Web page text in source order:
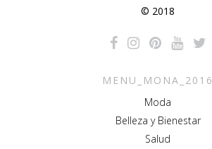
© 2018
MENU_MONA_2016
Moda
Belleza y Bienestar
Salud